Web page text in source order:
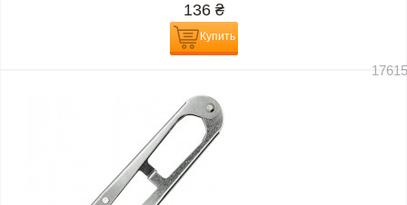
136 ₴
Купить